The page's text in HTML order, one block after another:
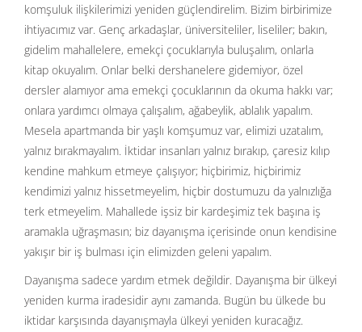
komşuluk ilişkilerimizi yeniden güçlendirelim. Bizim birbirimize
ihtiyacımız var. Genç arkadaşlar, üniversiteliler, liseliler; bakın,
gidelim mahallelere, emekçi çocuklarıyla buluşalım, onlarla
kitap okuyalım. Onlar belki dershanelere gidemiyor, özel
dersler alamıyor ama emekçi çocuklarının da okuma hakkı var;
onlara yardımcı olmaya çalışalım, ağabeylik, ablalık yapalım.
Mesela apartmanda bir yaşlı komşumuz var, elimizi uzatalım,
yalnız bırakmayalım. İktidar insanları yalnız bırakıp, çaresiz kılıp
kendine mahkum etmeye çalışıyor; hiçbirimiz, hiçbirimiz
kendimizi yalnız hissetmeyelim, hiçbir dostumuzu da yalnızlığa
terk etmeyelim. Mahallede işsiz bir kardeşimiz tek başına iş
aramakla uğraşmasın; biz dayanışma içerisinde onun kendisine
yakışır bir iş bulması için elimizden geleni yapalım.
Dayanışma sadece yardım etmek değildir. Dayanışma bir ülkeyi
yeniden kurma iradesidir aynı zamanda. Bugün bu ülkede bu
iktidar karşısında dayanışmayla ülkeyi yeniden kuracağız.